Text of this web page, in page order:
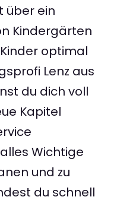
über ein
Kindergärten
optimal
Lenz aus
du dich voll
Kapitel
Wichtige
und zu
du schnell